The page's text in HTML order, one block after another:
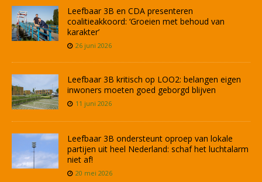
Leefbaar 3B en CDA presenteren
coalitieakkoord: ‘Groeien met behoud van
karakter’
26 juni 2026
Leefbaar 3B kritisch op LOO2: belangen eigen
inwoners moeten goed geborgd blijven
11 juni 2026
Leefbaar 3B ondersteunt oproep van lokale
partijen uit heel Nederland: schaf het luchtalarm
niet af!
20 mei 2026